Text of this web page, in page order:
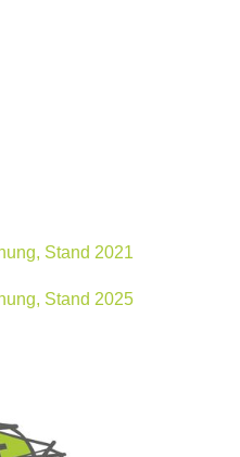
Stand 2021
Stand 2025